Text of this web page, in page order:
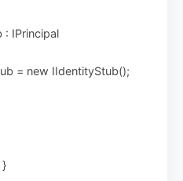
: IPrincipal
= new IIdentityStub();
}